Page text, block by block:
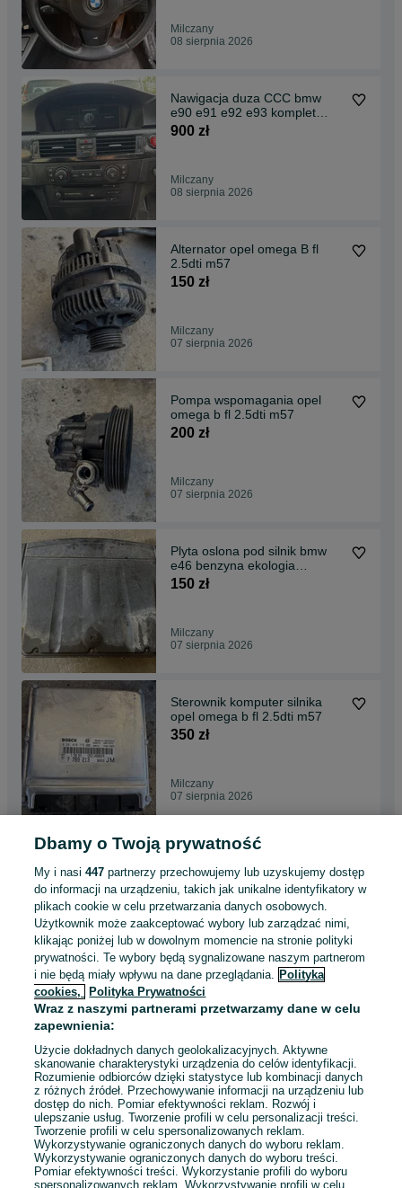
Milczany
08 sierpnia 2026
Nawigacja duza CCC bmw
e90 e91 e92 e93 komplet
stacja ekran czytnik
900 zł
Milczany
08 sierpnia 2026
Alternator opel omega B fl
2.5dti m57
150 zł
Milczany
07 sierpnia 2026
Pompa wspomagania opel
omega b fl 2.5dti m57
200 zł
Milczany
07 sierpnia 2026
Plyta oslona pod silnik bmw
e46 benzyna ekologia
pokrywa
150 zł
Milczany
07 sierpnia 2026
Sterownik komputer silnika
opel omega b fl 2.5dti m57
350 zł
Milczany
07 sierpnia 2026
Lakpy tyl tylne bmw e63 e64
przed lift komplet
450 zł
Milczany
07 sierpnia 2026
Zderzak przod przedni bmw
e63 e64 pdc spryski czujniki
metalic
Milczany
07 sierpnia 2026
1 2 3 ... 96
Dbamy o Twoją prywatność
My i nasi447 partnerzy przechowujemy lub uzyskujemy dostęp
do informacji na urządzeniu, takich jak unikalne identyfikatory w
plikach cookie w celu przetwarzania danych osobowych.
Użytkownik może zaakceptować wybory lub zarządzać nimi,
klikając poniżej lub w dowolnym momencie na stronie polityki
prywatności. Te wybory będą sygnalizowane naszym partnerom
i nie będą miały wpływu na dane przeglądania. Polityka
cookies,
Polityka Prywatności
Wraz z naszymi partnerami przetwarzamy dane w celu
zapewnienia:
Użycie dokładnych danych geolokalizacyjnych. Aktywne
skanowanie charakterystyki urządzenia do celów identyfikacji.
Rozumienie odbiorców dzięki statystyce lub kombinacji danych
z różnych źródeł. Przechowywanie informacji na urządzeniu lub
dostęp do nich. Pomiar efektywności reklam. Rozwój i
ulepszanie usług. Tworzenie profili w celu personalizacji treści.
Tworzenie profili w celu spersonalizowanych reklam.
Wykorzystywanie ograniczonych danych do wyboru reklam.
Wykorzystywanie ograniczonych danych do wyboru treści.
Pomiar efektywności treści. Wykorzystanie profili do wyboru
spersonalizowanych reklam. Wykorzystywanie profili w celu